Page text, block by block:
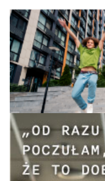
90+
w Warszawie
90+
Akademia Kultury
Fizycznej im.
Bronisława Czecha
w Krakowie
90+
Akademia Śląska w
Katowicach
90+
Akademia Wymiaru
Sprawiedliwości w
Warszawie
90+
Uniwersytet WSB
Merito w Toruniu